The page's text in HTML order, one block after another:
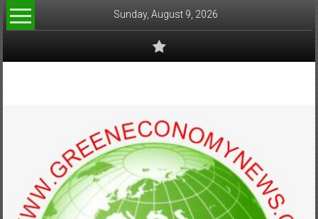
Skip
to
Sunday, August 9, 2026